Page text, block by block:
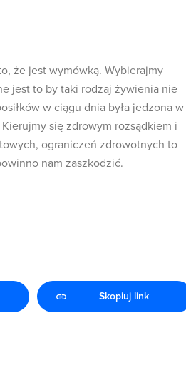
że jest wymówką. Wybierajmy
jest to by taki rodzaj żywienia nie
w ciągu dnia była jedzona w
się zdrowym rozsądkiem i
ograniczeń zdrowotnych to
nam zaszkodzić.
Skopiuj link